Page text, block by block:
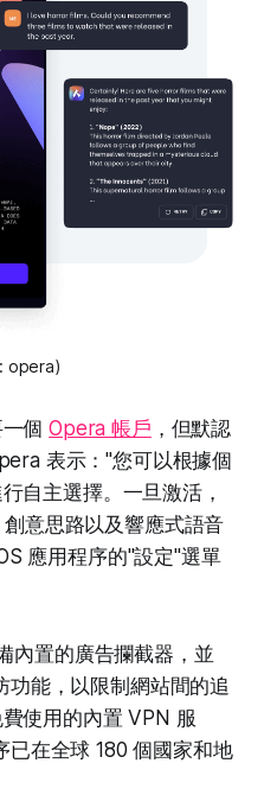
opera)
一個Opera 帳戶 ，但默認
表示："您可以根據個
自主選擇。一旦激活，
意思路以及響應式語音
應用程序的"設定"選單
內置的廣告攔截器，並
能，以限制網站間的追
使用的內置 VPN 服
已在全球 180 個國家和地